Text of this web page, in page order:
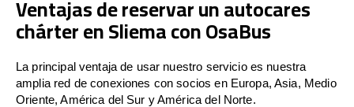
Ventajas de reservar un autocares
chárter en Sliema con OsaBus
La principal ventaja de usar nuestro servicio es nuestra
amplia red de conexiones con socios en Europa, Asia, Medio
Oriente, América del Sur y América del Norte.